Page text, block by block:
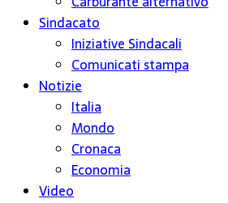
Sindacato
Iniziative Sindacali
Comunicati stampa
Notizie
Italia
Mondo
Cronaca
Economia
Video